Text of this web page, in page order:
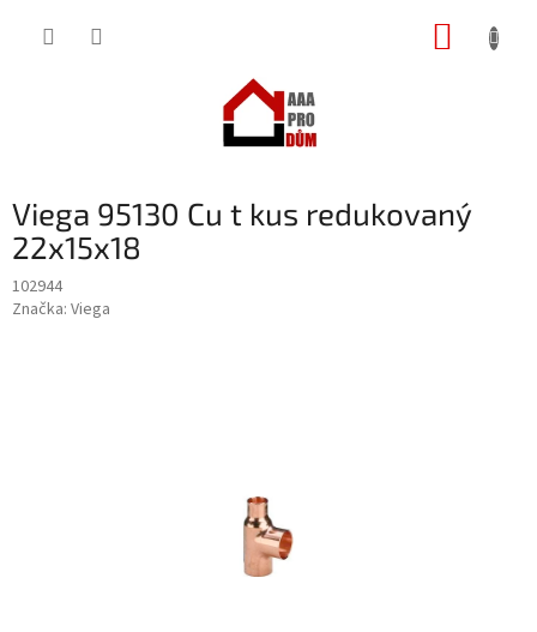
Viega 95130 Cu t kus redukovaný
22x15x18
102944
Značka: Viega